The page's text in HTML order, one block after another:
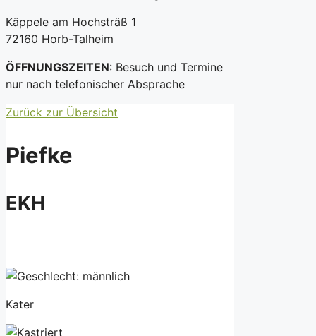
Käppele am Hochsträß 1
72160 Horb-Talheim
ÖFFNUNGSZEITEN: Besuch und Termine
nur nach telefonischer Absprache
Zurück zur Übersicht
Piefke
EKH
Kater